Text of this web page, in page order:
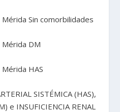
Sin comorbilidades
DM
HAS
SISTÉMICA (HAS),
e INSUFICIENCIA RENAL